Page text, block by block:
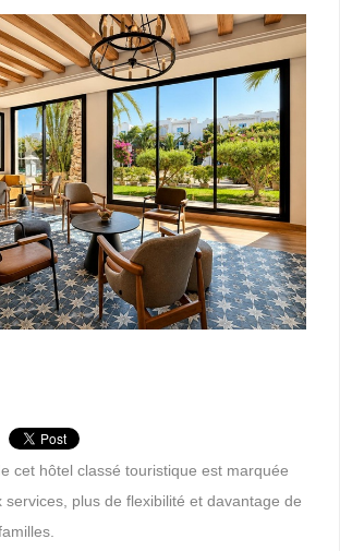
cet hôtel classé touristique est marquée
services, plus de flexibilité et davantage de